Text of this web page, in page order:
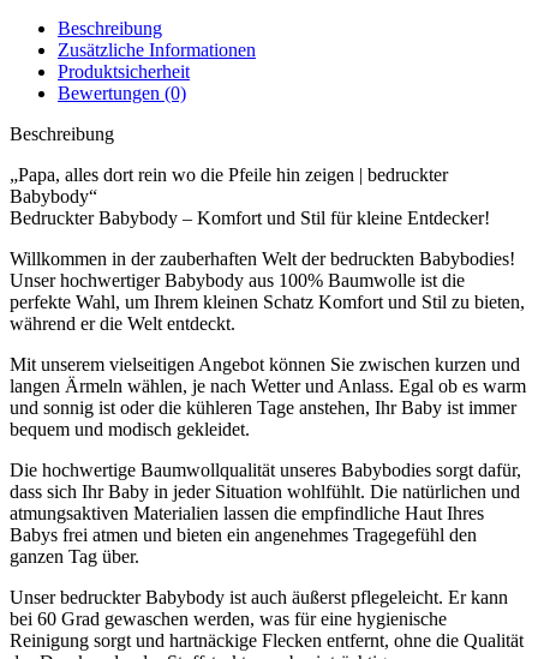
Beschreibung
Zusätzliche Informationen
Produktsicherheit
Bewertungen (0)
Beschreibung
„Papa, alles dort rein wo die Pfeile hin zeigen | bedruckter
Babybody“
Bedruckter Babybody – Komfort und Stil für kleine Entdecker!
Willkommen in der zauberhaften Welt der bedruckten Babybodies!
Unser hochwertiger Babybody aus 100% Baumwolle ist die
perfekte Wahl, um Ihrem kleinen Schatz Komfort und Stil zu bieten,
während er die Welt entdeckt.
Mit unserem vielseitigen Angebot können Sie zwischen kurzen und
langen Ärmeln wählen, je nach Wetter und Anlass. Egal ob es warm
und sonnig ist oder die kühleren Tage anstehen, Ihr Baby ist immer
bequem und modisch gekleidet.
Die hochwertige Baumwollqualität unseres Babybodies sorgt dafür,
dass sich Ihr Baby in jeder Situation wohlfühlt. Die natürlichen und
atmungsaktiven Materialien lassen die empfindliche Haut Ihres
Babys frei atmen und bieten ein angenehmes Tragegefühl den
ganzen Tag über.
Unser bedruckter Babybody ist auch äußerst pflegeleicht. Er kann
bei 60 Grad gewaschen werden, was für eine hygienische
Reinigung sorgt und hartnäckige Flecken entfernt, ohne die Qualität